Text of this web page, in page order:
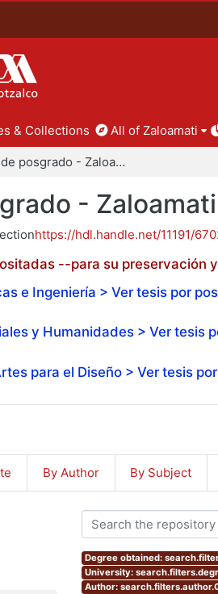
& Collections All of Zaloamati
Tesis de posgrado - Zaloamati
- Zaloamati
https://hdl.handle.net/11191/
--para su preservación
e Ingeniería > Ver tesis por
y Humanidades > Ver tesis
para el Diseño > Ver tesis
By Author By Subject
Degree obtained:
University:
Author: